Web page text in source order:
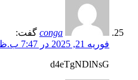
conga گفت:
فوریه 21, 2025 در 7:47 ب.ظ
d4eTgNDlNsG